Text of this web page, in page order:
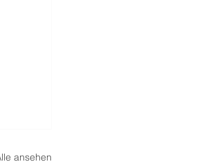
ansehen